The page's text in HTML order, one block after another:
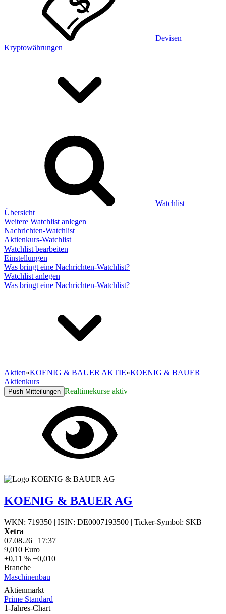
Devisen
Kryptowährungen
Watchlist
Übersicht
Weitere Watchlist anlegen
Nachrichten-Watchlist
Aktienkurs-Watchlist
Watchlist bearbeiten
Einstellungen
Was bringt eine Nachrichten-Watchlist?
Watchlist anlegen
Was bringt eine Nachrichten-Watchlist?
Aktien»KOENIG & BAUER AKTIE»KOENIG & BAUER
Aktienkurs
Push Mitteilungen Realtimekurse aktiv
KOENIG & BAUER AG
WKN: 719350 | ISIN: DE0007193500 | Ticker-Symbol: SKB
Xetra
07.08.26 | 17:37
9,010 Euro
+0,11 % +0,010
Branche
Maschinenbau
Aktienmarkt
Prime Standard
1-Jahres-Chart